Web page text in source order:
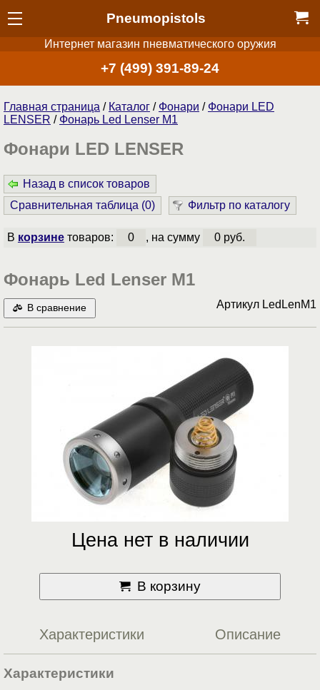
Pneumopistols
Интернет магазин пневматического оружия
+7 (499) 391-89-24
Главная страница / Каталог / Фонари / Фонари LED
LENSER / Фонарь Led Lenser M1
Фонари LED LENSER
Назад в список товаров
Сравнительная таблица (0) Фильтр по каталогу
В корзинетоваров: 0 , на сумму 0 руб.
Фонарь Led Lenser M1
В сравнение Артикул LedLenM1
Цена нет в наличии
В корзину
Характеристики Описание
Характеристики